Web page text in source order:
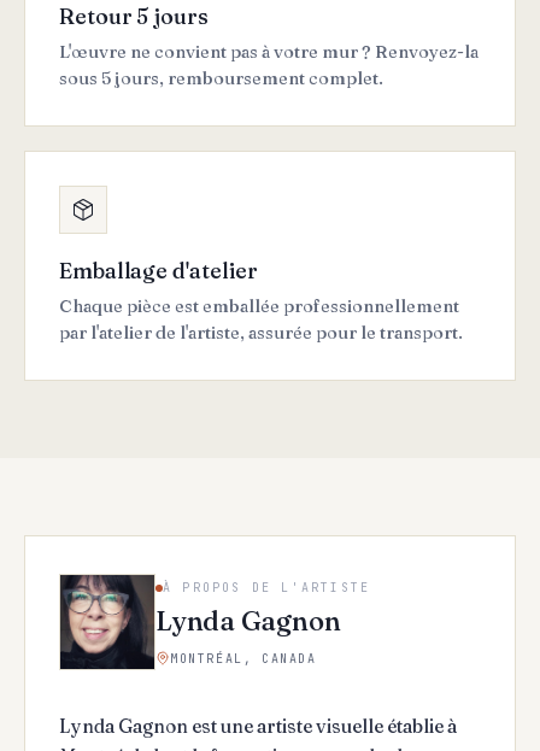
Retour 5 jours
L'œuvre ne convient pas à votre mur ? Renvoyez-la
sous 5 jours, remboursement complet.
Emballage d'atelier
Chaque pièce est emballée professionnellement
par l'atelier de l'artiste, assurée pour le transport.
À PROPOS DE L'ARTISTE
Lynda Gagnon
MONTRÉAL, CANADA
Lynda Gagnon est une artiste visuelle établie à